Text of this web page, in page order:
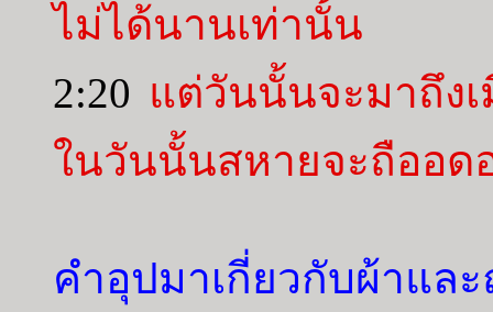
ไม่ได้นานเท่านั้น
2:20 แต่วันนั้นจะมาถึงเ
ในวันนั้นสหายจะถืออด
คำอุปมาเกี่ยวกับผ้าแล